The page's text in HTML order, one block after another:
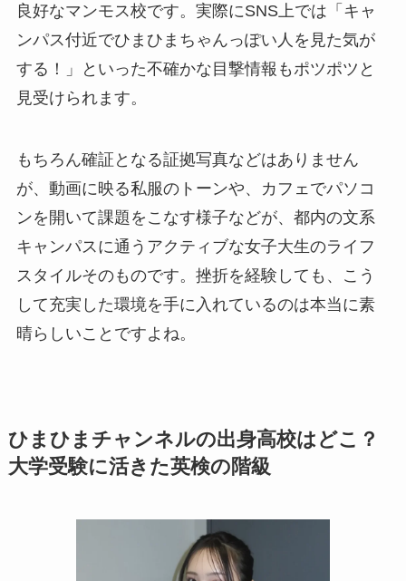
良好なマンモス校です。実際にSNS上では「キャ
ンパス付近でひまひまちゃんっぽい人を見た気が
する！」といった不確かな目撃情報もポツポツと
見受けられます。
もちろん確証となる証拠写真などはありません
が、動画に映る私服のトーンや、カフェでパソコ
ンを開いて課題をこなす様子などが、都内の文系
キャンパスに通うアクティブな女子大生のライフ
スタイルそのものです。挫折を経験しても、こう
して充実した環境を手に入れているのは本当に素
晴らしいことですよね。
ひまひまチャンネルの出身高校はどこ？
大学受験に活きた英検の階級